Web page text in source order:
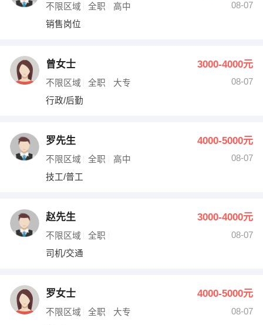
其他职位
不限区域 全职 高中
08-07
销售岗位
曾女士 3000-4000元
不限区域 全职 大专
08-07
行政/后勤
罗先生 4000-5000元
不限区域 全职 高中
08-07
技工/普工
赵先生 3000-4000元
不限区域 全职
08-07
司机/交通
罗女士 4000-5000元
不限区域 全职 大专
08-07